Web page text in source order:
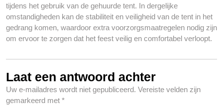
tijdens het gebruik van de gehuurde tent. In dergelijke
omstandigheden kan de stabiliteit en veiligheid van de tent in het
gedrang komen, waardoor extra voorzorgsmaatregelen nodig zijn
om ervoor te zorgen dat het feest veilig en comfortabel verloopt.
Laat een antwoord achter
Uw e-mailadres wordt niet gepubliceerd. Vereiste velden zijn
gemarkeerd met *